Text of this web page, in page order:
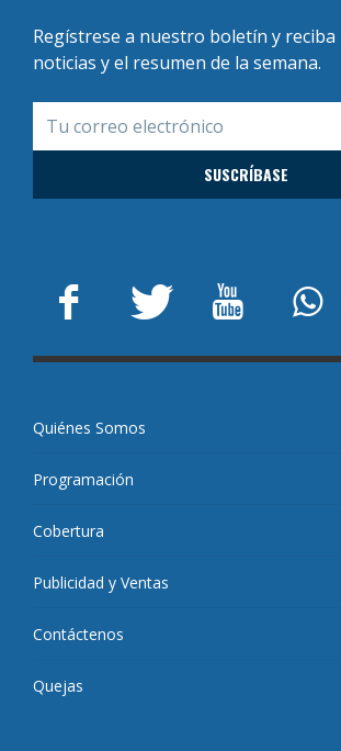
Regístrese a nuestro boletín y reciba
noticias y el resumen de la semana.
Quiénes Somos
Programación
Cobertura
Publicidad y Ventas
Contáctenos
Quejas